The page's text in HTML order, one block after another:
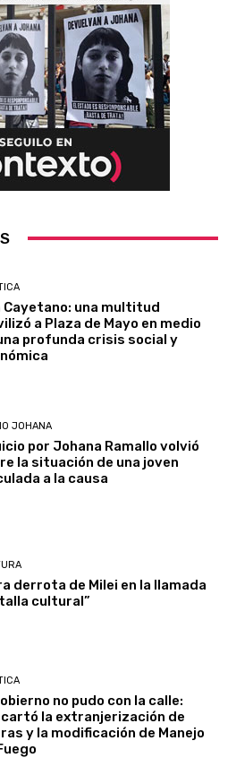
Cayetano: una multitud
a Plaza de Mayo en medio
profunda crisis social y
JOHANA
por Johana Ramallo volvió
la situación de una joven
a la causa
derrota de Milei en la llamada
cultural”
no pudo con la calle:
la extranjerización de
y la modificación de Manejo